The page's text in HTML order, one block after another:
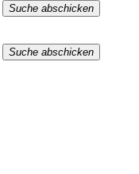
Suche abschicken
Suche abschicken